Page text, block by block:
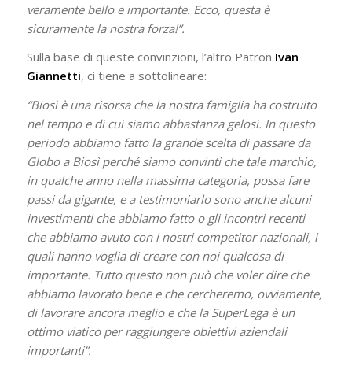
veramente bello e importante. Ecco, questa è
sicuramente la nostra forza!”.
Sulla base di queste convinzioni, l’altro Patron Ivan
Giannetti, ci tiene a sottolineare:
“Biosì è una risorsa che la nostra famiglia ha costruito
nel tempo e di cui siamo abbastanza gelosi. In questo
periodo abbiamo fatto la grande scelta di passare da
Globo a Biosì perché siamo convinti che tale marchio,
in qualche anno nella massima categoria, possa fare
passi da gigante, e a testimoniarlo sono anche alcuni
investimenti che abbiamo fatto o gli incontri recenti
che abbiamo avuto con i nostri competitor nazionali, i
quali hanno voglia di creare con noi qualcosa di
importante. Tutto questo non può che voler dire che
abbiamo lavorato bene e che cercheremo, ovviamente,
di lavorare ancora meglio e che la SuperLega è un
ottimo viatico per raggiungere obiettivi aziendali
importanti”.